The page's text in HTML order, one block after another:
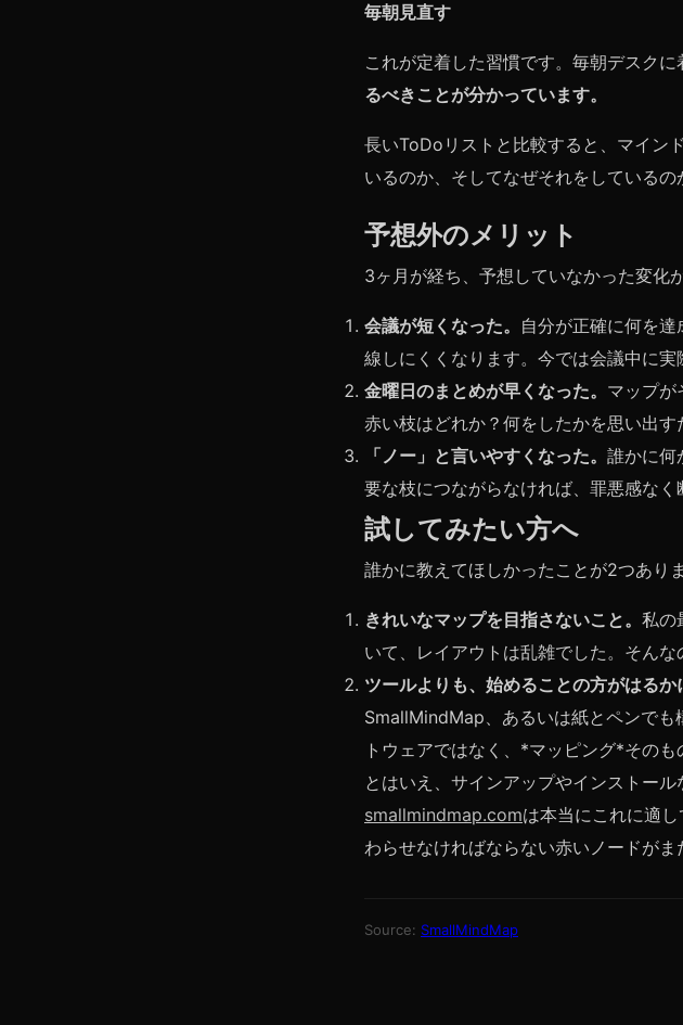
毎朝見直す
これが定着した習慣です。毎朝デスク
るべきことが分かっています。
長いToDoリストと比較すると、マイン
いるのか、そしてなぜそれをしているの
予想外のメリット
3ヶ月が経ち、予想していなかった変化
会議が短くなった。 自分が正確に何を
線しにくくなります。今では会議中に実
金曜日のまとめが早くなった。 マップが
赤い枝はどれか？何をしたかを思い出
「ノー」と言いやすくなった。 誰かに何
要な枝につながらなければ、罪悪感なく
試してみたい方へ
誰かに教えてほしかったことが2つありま
きれいなマップを目指さないこと。 私の
いて、レイアウトは乱雑でした。そんな
ツールよりも、始めることの方がはるか
SmallMindMap、あるいは紙とペンでも
トウェアではなく、*マッピング*そのも
とはいえ、サインアップやインストー
smallmindmap.comは本当にこれに適
わらせなければならない赤いノードが
Source: SmallMindMap